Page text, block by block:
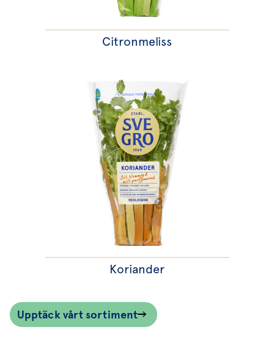
Citronmeliss
Koriander
Upptäck vårt sortiment